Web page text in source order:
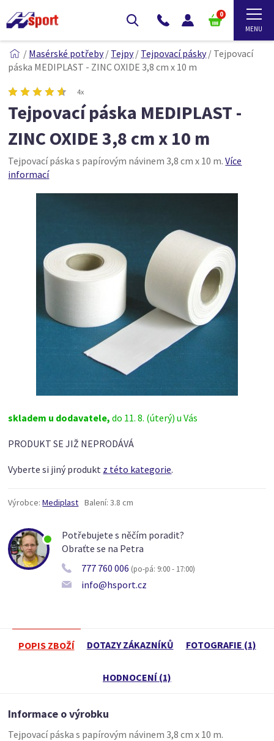
0
/ Masérské potřeby/ Tejpy/ Tejpovací pásky/ Tejpovací
páska MEDIPLAST - ZINC OXIDE 3,8 cm x 10 m
4x
Tejpovací páska MEDIPLAST -
ZINC OXIDE 3,8 cm x 10 m
Tejpovací páska s papírovým návinem 3,8 cm x 10 m.Více
informací
skladem u dodavatele,do 11. 8. (úterý) u Vás
PRODUKT SE JIŽ NEPRODÁVÁ
Vyberte si jiný produkt z této kategorie.
Výrobce: Mediplast Balení: 3.8 cm
Potřebujete s něčím poradit?
Obraťte se na Petra
777 760 006 (po-pá: 9:00 - 17:00)
info@hsport.cz
POPIS ZBOŽÍ DOTAZY ZÁKAZNÍKŮ FOTOGRAFIE (1)
HODNOCENÍ (1)
Informace o výrobku
Tejpovací páska s papírovým návinem 3,8 cm x 10 m.